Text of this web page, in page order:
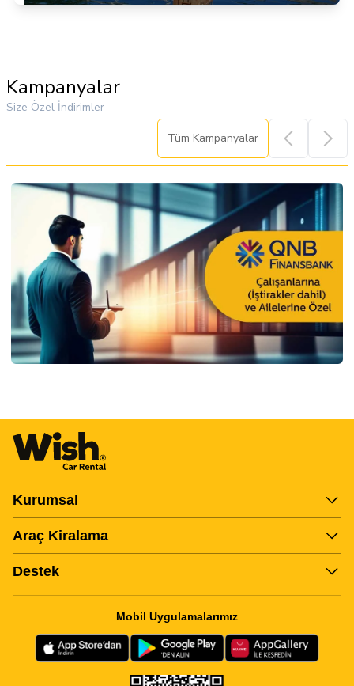
6
Kampanyalar
Size Özel İndirimler
Tüm Kampanyalar
3
of
27
Kurumsal
Araç Kiralama
Destek
Mobil Uygulamalarımız